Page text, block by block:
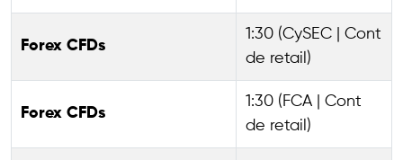
Forex CFDs
1:30 (CySEC | Cont
de retail)
Forex CFDs
1:30 (FCA | Cont
de retail)